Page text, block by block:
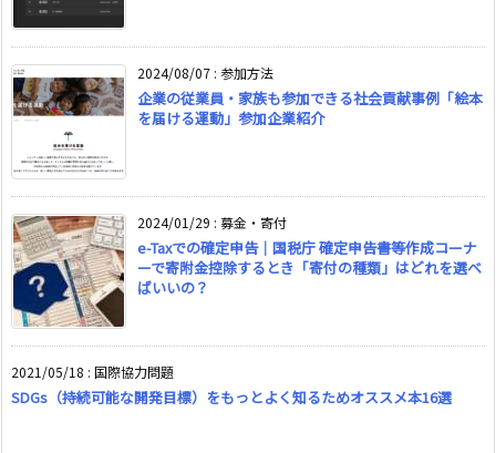
2024/08/07 : 参加方法
企業の従業員・家族も参加できる社会貢献事例「絵本
を届ける運動」参加企業紹介
2024/01/29 : 募金・寄付
e-Taxでの確定申告｜国税庁 確定申告書等作成コーナ
ーで寄附金控除するとき「寄付の種類」はどれを選べ
ばいいの？
2021/05/18 : 国際協力問題
SDGs（持続可能な開発目標）をもっとよく知るためオススメ本16選